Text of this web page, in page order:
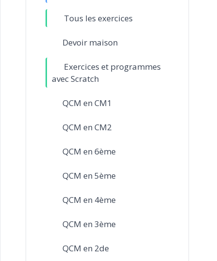
Tous les exercices
Devoir maison
Exercices et programmes
avec Scratch
QCM en CM1
QCM en CM2
QCM en 6ème
QCM en 5ème
QCM en 4ème
QCM en 3ème
QCM en 2de